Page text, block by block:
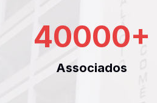
40000+
Associados